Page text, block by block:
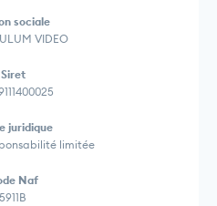
sociale
VIDEO
Siret
juridique
limitée
Naf
5911B